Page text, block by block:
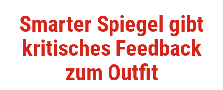
Smarter Spiegel gibt
kritisches Feedback
zum Outfit